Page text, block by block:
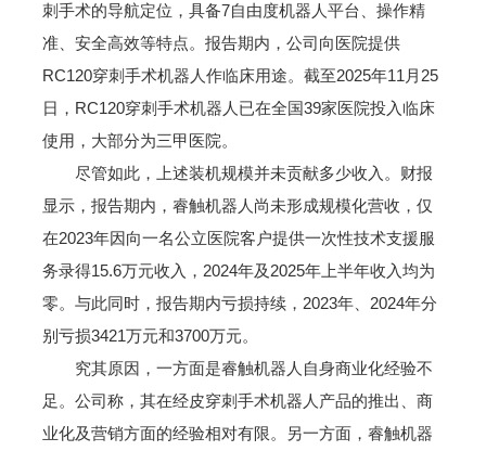
刺手术的导航定位，具备7自由度机器人平台、操作精
准、安全高效等特点。报告期内，公司向医院提供
RC120穿刺手术机器人作临床用途。截至2025年11月25
日，RC120穿刺手术机器人已在全国39家医院投入临床
使用，大部分为三甲医院。
尽管如此，上述装机规模并未贡献多少收入。财报
显示，报告期内，睿触机器人尚未形成规模化营收，仅
在2023年因向一名公立医院客户提供一次性技术支援服
务录得15.6万元收入，2024年及2025年上半年收入均为
零。与此同时，报告期内亏损持续，2023年、2024年分
别亏损3421万元和3700万元。
究其原因，一方面是睿触机器人自身商业化经验不
足。公司称，其在经皮穿刺手术机器人产品的推出、商
业化及营销方面的经验相对有限。另一方面，睿触机器